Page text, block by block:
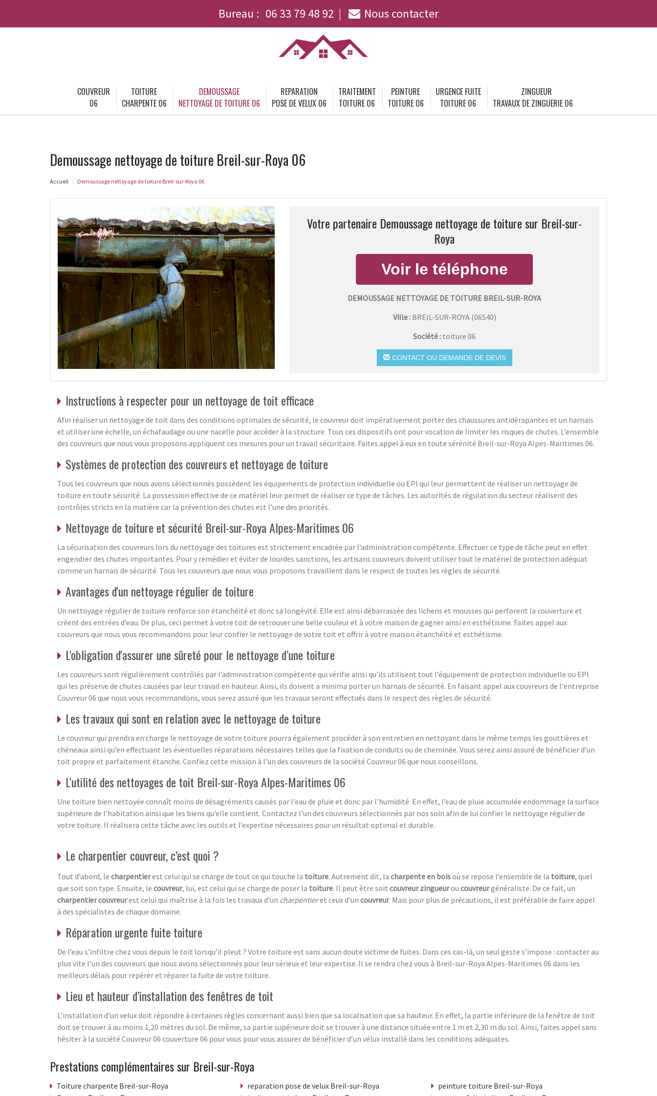
Bureau : 06 33 79 48 92 Nous contacter
COUVREUR
06
TOITURE
CHARPENTE 06
DEMOUSSAGE
NETTOYAGE DE TOITURE 06
REPARATION
POSE DE VELUX 06
TRAITEMENT
TOITURE 06
PEINTURE
TOITURE 06
URGENCE FUITE
TOITURE 06
ZINGUEUR
TRAVAUX DE ZINGUERIE 06
Demoussage nettoyage de toiture Breil-sur-Roya 06
Accueil Demoussage nettoyage de toiture Breil-sur-Roya 06
Votre partenaire Demoussage nettoyage de toiture sur Breil-sur-
Roya
DEMOUSSAGE NETTOYAGE DE TOITURE BREIL-SUR-ROYA
Ville : BREIL-SUR-ROYA (06540)
Société : toiture 06
CONTACT OU DEMANDE DE DEVIS
Instructions à respecter pour un nettoyage de toit efficace
Afin réaliser un nettoyage de toit dans des conditions optimales de sécurité, le couvreur doit impérativement porter des chaussures antidérapantes et un harnais
et utiliser une échelle, un échafaudage ou une nacelle pour accéder à la structure. Tous ces dispositifs ont pour vocation de limiter les risques de chutes. L’ensemble
des couvreurs que nous vous proposons appliquent ces mesures pour un travail sécuritaire. Faites appel à eux en toute sérénité Breil-sur-Roya Alpes-Maritimes 06.
Systèmes de protection des couvreurs et nettoyage de toiture
Tous les couvreurs que nous avons sélectionnés possèdent les équipements de protection individuelle ou EPI qui leur permettent de réaliser un nettoyage de
toiture en toute sécurité. La possession effective de ce matériel leur permet de réaliser ce type de tâches. Les autorités de régulation du secteur réalisent des
contrôles stricts en la matière car la prévention des chutes est l’une des priorités.
Nettoyage de toiture et sécurité Breil-sur-Roya Alpes-Maritimes 06
La sécurisation des couvreurs lors du nettoyage des toitures est strictement encadrée par l’administration compétente. Effectuer ce type de tâche peut en effet
engendrer des chutes importantes. Pour y remédier et éviter de lourdes sanctions, les artisans couvreurs doivent utiliser tout le matériel de protection adéquat
comme un harnais de sécurité. Tous les couvreurs que nous vous proposons travaillent dans le respect de toutes les règles de sécurité.
Avantages d'un nettoyage régulier de toiture
Un nettoyage régulier de toiture renforce son étanchéité et donc sa longévité. Elle est ainsi débarrassée des lichens et mousses qui perforent la couverture et
créent des entrées d’eau. De plus, ceci permet à votre toit de retrouver une belle couleur et à votre maison de gagner ainsi en esthétisme. Faites appel aux
couvreurs que nous vous recommandons pour leur confier le nettoyage de votre toit et offrir à votre maison étanchéité et esthétisme.
L'obligation d'assurer une sûreté pour le nettoyage d’une toiture
Les couvreurs sont régulièrement contrôlés par l’administration compétente qui vérifie ainsi qu’ils utilisent tout l’équipement de protection individuelle ou EPI
qui les préserve de chutes causées par leur travail en hauteur. Ainsi, ils doivent a minima porter un harnais de sécurité. En faisant appel aux couvreurs de l'entreprise
Couvreur 06 que nous vous recommandons, vous serez assuré que les travaux seront effectués dans le respect des règles de sécurité.
Les travaux qui sont en relation avec le nettoyage de toiture
Le couvreur qui prendra en charge le nettoyage de votre toiture pourra également procéder à son entretien en nettoyant dans le même temps les gouttières et
chéneaux ainsi qu’en effectuant les éventuelles réparations nécessaires telles que la fixation de conduits ou de cheminée. Vous serez ainsi assuré de bénéficier d’un
toit propre et parfaitement étanche. Confiez cette mission à l’un des couvreurs de la société Couvreur 06 que nous conseillons.
L'utilité des nettoyages de toit Breil-sur-Roya Alpes-Maritimes 06
Une toiture bien nettoyée connaît moins de désagréments causés par l’eau de pluie et donc par l’humidité. En effet, l’eau de pluie accumulée endommage la surface
supérieure de l’habitation ainsi que les biens qu’elle contient. Contactez l’un des couvreurs sélectionnés par nos soin afin de lui confier le nettoyage régulier de
votre toiture. Il réalisera cette tâche avec les outils et l’expertise nécessaires pour un résultat optimal et durable.
Le charpentier couvreur, c’est quoi ?
Tout d’abord, le charpentierest celui qui se charge de tout ce qui touche la toiture. Autrement dit, la charpente en boisoù se repose l’ensemble de la toiture, quel
que soit son type. Ensuite, le couvreur, lui, est celui qui se charge de poser la toiture. Il peut être soit couvreur zingueurou couvreurgénéraliste. De ce fait, un
charpentier couvreurest celui qui maîtrise à la fois les travaux d’un charpentieret ceux d’un couvreur. Mais pour plus de précautions, il est préférable de faire appel
à des spécialistes de chaque domaine.
Réparation urgente fuite toiture
De l’eau s’infiltre chez vous depuis le toit lorsqu’il pleut ? Votre toiture est sans aucun doute victime de fuites. Dans ces cas-là, un seul geste s’impose : contacter au
plus vite l’un des couvreurs que nous avons sélectionnés pour leur sérieux et leur expertise. Il se rendra chez vous à Breil-sur-Roya Alpes-Maritimes 06 dans les
meilleurs délais pour repérer et réparer la fuite de votre toiture.
Lieu et hauteur d’installation des fenêtres de toit
L’installation d’un velux doit répondre à certaines règles concernant aussi bien que sa localisation que sa hauteur. En effet, la partie inférieure de la fenêtre de toit
doit se trouver à au moins 1,20 mètres du sol. De même, sa partie supérieure doit se trouver à une distance située entre 1 m et 2,30 m du sol. Ainsi, faites appel sans
hésiter à la société Couvreur 06 couverture 06 pour vous pour vous assurer de bénéficier d’un vélux installé dans les conditions adéquates.
Prestations complémentaires sur Breil-sur-Roya
Toiture charpente Breil-sur-Roya
reparation pose de velux Breil-sur-Roya
peinture toiture Breil-sur-Roya